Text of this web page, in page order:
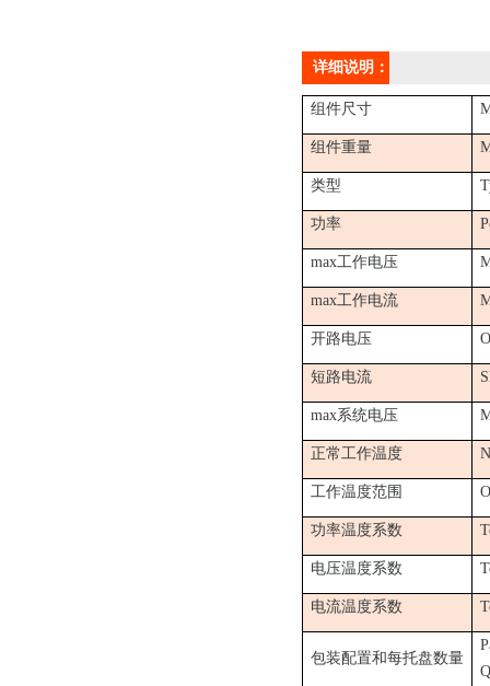
详细说明：
组件尺寸
组件重量
类型
功率
max工作电压
max工作电流
开路电压
短路电流
max系统电压
正常工作温度
工作温度范围
功率温度系数
电压温度系数
电流温度系数
包装配置和每托盘数量